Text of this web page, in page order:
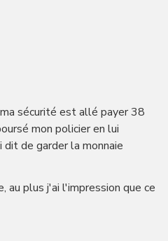
sécurité est allé payer 38
mon policier en lui
de garder la monnaie
au plus j'ai l'impression que ce